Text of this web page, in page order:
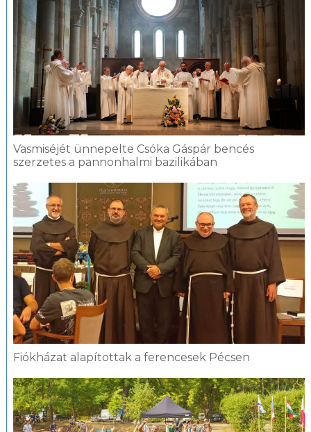
Vasmiséjét ünnepelte Csóka Gáspár bencés
szerzetes a pannonhalmi bazilikában
Fiókházat alapítottak a ferencesek Pécsen